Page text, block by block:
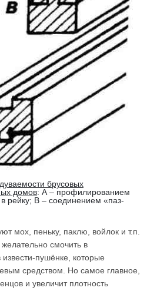
брусовых
домов: А – профилированием
рейку; В – соединением «паз-
мох, пеньку, паклю, войлок и т.п.
смочить в
пушёнке, которые
средством. Но самое главное,
и увеличит плотность